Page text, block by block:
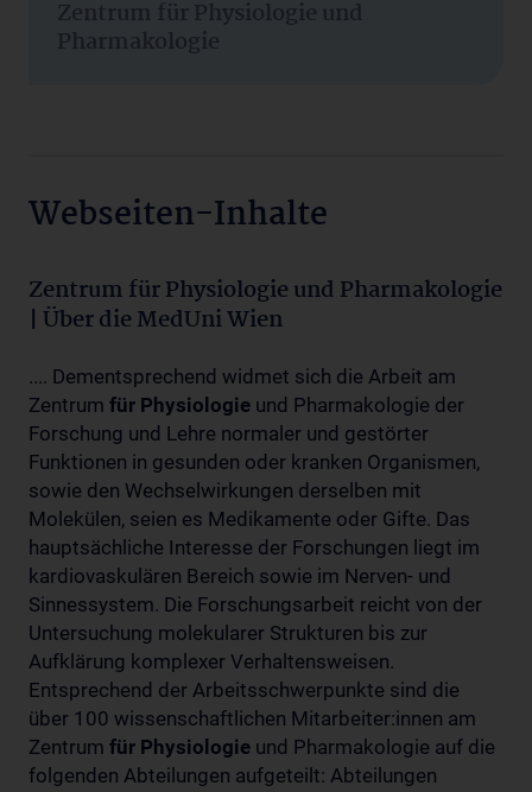
Zentrum für Physiologie und
Pharmakologie
Webseiten-Inhalte
Zentrum für Physiologie und Pharmakologie
| Über die MedUni Wien
.... Dementsprechend widmet sich die Arbeit am
Zentrum für Physiologie und Pharmakologie der
Forschung und Lehre normaler und gestörter
Funktionen in gesunden oder kranken Organismen,
sowie den Wechselwirkungen derselben mit
Molekülen, seien es Medikamente oder Gifte. Das
hauptsächliche Interesse der Forschungen liegt im
kardiovaskulären Bereich sowie im Nerven- und
Sinnessystem. Die Forschungsarbeit reicht von der
Untersuchung molekularer Strukturen bis zur
Aufklärung komplexer Verhaltensweisen.
Entsprechend der Arbeitsschwerpunkte sind die
über 100 wissenschaftlichen Mitarbeiter:innen am
Zentrum für Physiologie und Pharmakologie auf die
folgenden Abteilungen aufgeteilt: Abteilungen